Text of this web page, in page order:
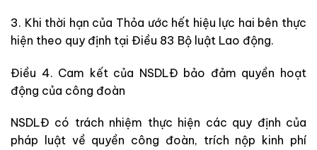
3. Khi thời hạn của Thỏa ước hết hiệu lực hai bên thực
hiện theo quy định tại Điều 83 Bộ luật Lao động.
Điều 4. Cam kết của NSDLĐ bảo đảm quyền hoạt
động của công đoàn
NSDLĐ có trách nhiệm thực hiện các quy định của
pháp luật về quyền công đoàn, trích nộp kinh phí